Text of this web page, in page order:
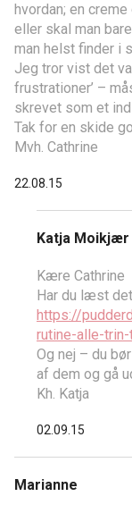
hvordan; en
eller skal man
man helst finder i
Jeg tror vist det
frustrationer’ –
skrevet som et
Tak for en skide
Mvh. Cathrine
22.08.15
Katja Moikjær
Kære Cathrine
Har du læst
https://
rutine-alle-
Og nej – du
af dem og gå
Kh. Katja
02.09.15
Marianne